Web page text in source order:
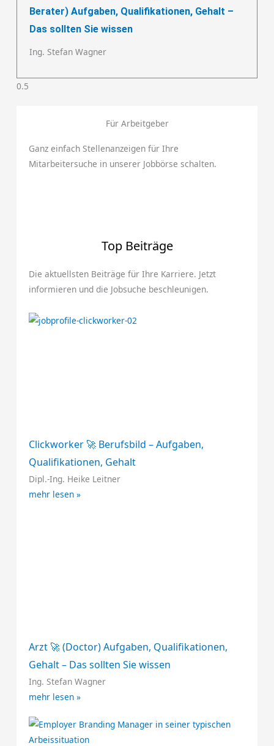
Berater) Aufgaben, Qualifikationen, Gehalt –
Das sollten Sie wissen
Ing. Stefan Wagner
Für Arbeitgeber
Ganz einfach Stellenanzeigen für Ihre
Mitarbeitersuche in unserer Jobbörse schalten.
Top Beiträge
Die aktuellsten Beiträge für Ihre Karriere. Jetzt
informieren und die Jobsuche beschleunigen.
Clickworker 🚀 Berufsbild – Aufgaben,
Qualifikationen, Gehalt
Dipl.-Ing. Heike Leitner
mehr lesen »
Arzt 🚀 (Doctor) Aufgaben, Qualifikationen,
Gehalt – Das sollten Sie wissen
Ing. Stefan Wagner
mehr lesen »